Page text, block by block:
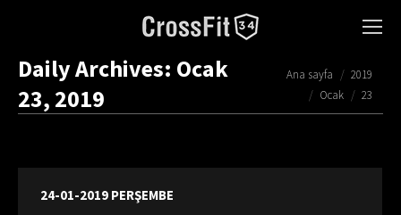
Daily Archives: Ocak
23, 2019
You are here:
Ana sayfa
2019
Ocak
23
24-01-2019 PERŞEMBE